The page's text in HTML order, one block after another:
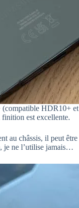
HDR10+
est excellente.
au châssis, il peut
je ne l’utilise jamais…